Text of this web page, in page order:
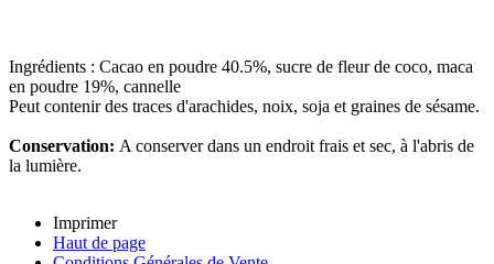
Ingrédients : Cacao en poudre 40.5%, sucre de fleur de coco, maca
en poudre 19%, cannelle
Peut contenir des traces d'arachides, noix, soja et graines de sésame.
Conservation: A conserver dans un endroit frais et sec, à l'abris de
la lumière.
Imprimer
Haut de page